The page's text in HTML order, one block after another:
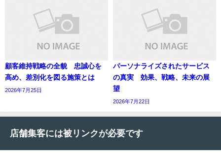
顧客維持戦略の全貌 忠誠心を
高め、差別化を図る施策とは
2026年7月25日
パーソナライズされたサービス
の真実 効果、戦略、未来の展
望
2026年7月22日
店舗集客には被リンクが必要です